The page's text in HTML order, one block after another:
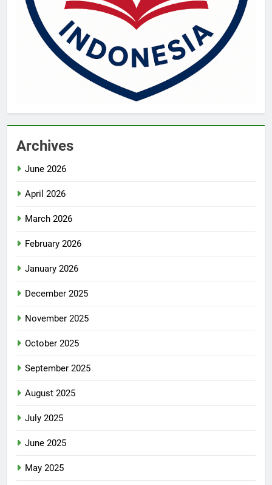
Archives
June 2026
April 2026
March 2026
February 2026
January 2026
December 2025
November 2025
October 2025
September 2025
August 2025
July 2025
June 2025
May 2025